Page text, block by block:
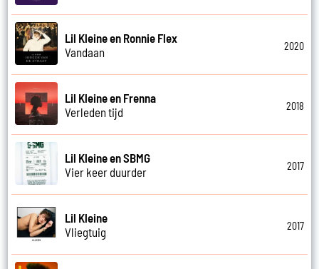
Lil Kleine en Ronnie Flex
Vandaan
2020
Lil Kleine en Frenna
Verleden tijd
2018
Lil Kleine en SBMG
Vier keer duurder
2017
Lil Kleine
Vliegtuig
2017